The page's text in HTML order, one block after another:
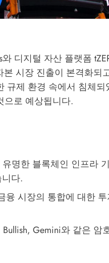
디지털 자산 플랫폼
시장 진출이 본격화되
규제 환경 속에서 침체
으로 예상됩니다.
유명한 블록체인 인프라
다.
융 시장의 통합에 대한
Gemini와 같은 암